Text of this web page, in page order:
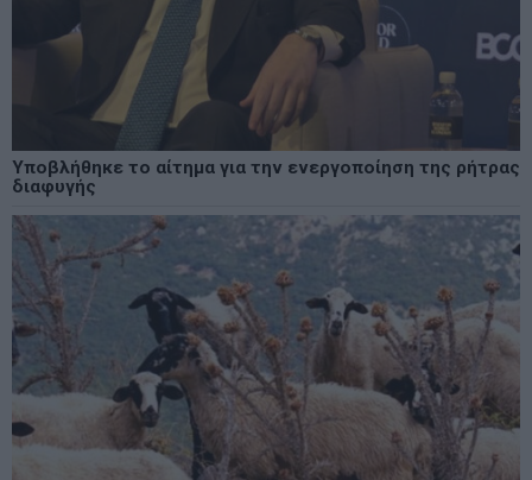
Υποβλήθηκε το αίτημα για την ενεργοποίηση της ρήτρας
διαφυγής